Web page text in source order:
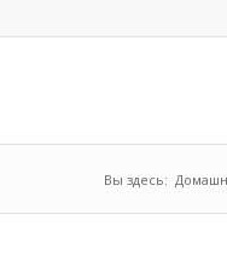
Вы здесь: